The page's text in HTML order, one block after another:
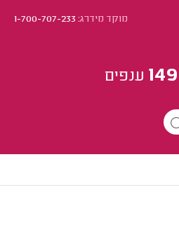
מוקד מידרג:1-700-707-233
149 ענפים